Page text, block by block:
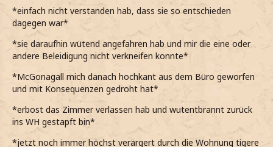
*einfach nicht verstanden hab, dass sie so entschieden
dagegen war*
*sie daraufhin wütend angefahren hab und mir die eine oder
andere Beleidigung nicht verkneifen konnte*
*McGonagall mich danach hochkant aus dem Büro geworfen
und mit Konsequenzen gedroht hat*
*erbost das Zimmer verlassen hab und wutentbrannt zurück
ins WH gestapft bin*
*jetzt noch immer höchst verärgert durch die Wohnung tigere